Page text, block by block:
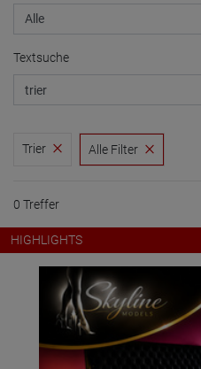
Textsuche
Trier Alle Filter
0 Treffer
HIGHLIGHTS